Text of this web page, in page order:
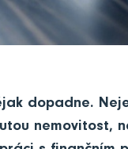
dopadne.
nemovitost,